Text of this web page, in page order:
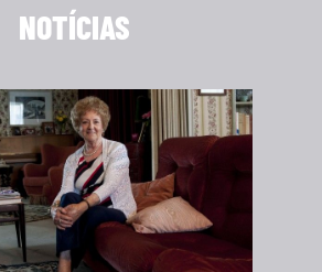
NOTÍCIAS